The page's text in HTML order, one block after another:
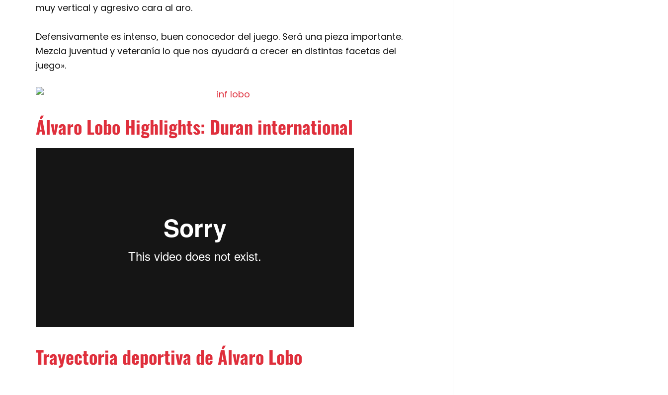
muy vertical y agresivo cara al aro.
Defensivamente es intenso, buen conocedor del juego. Será una pieza importante.
Mezcla juventud y veteranía lo que nos ayudará a crecer en distintas facetas del
juego».
Álvaro Lobo Highlights: Duran international
Trayectoria deportiva de Álvaro Lobo